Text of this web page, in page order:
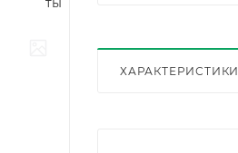
ХАРАКТЕРИСТИКИ